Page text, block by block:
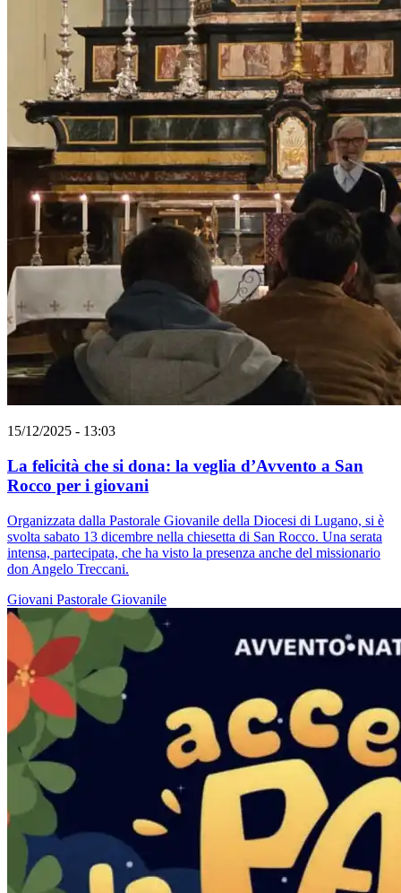
15/12/2025 - 13:03
La felicità che si dona: la veglia d’Avvento a San
Rocco per i giovani
Organizzata dalla Pastorale Giovanile della Diocesi di Lugano, si è
svolta sabato 13 dicembre nella chiesetta di San Rocco. Una serata
intensa, partecipata, che ha visto la presenza anche del missionario
don Angelo Treccani.
Giovani Pastorale Giovanile